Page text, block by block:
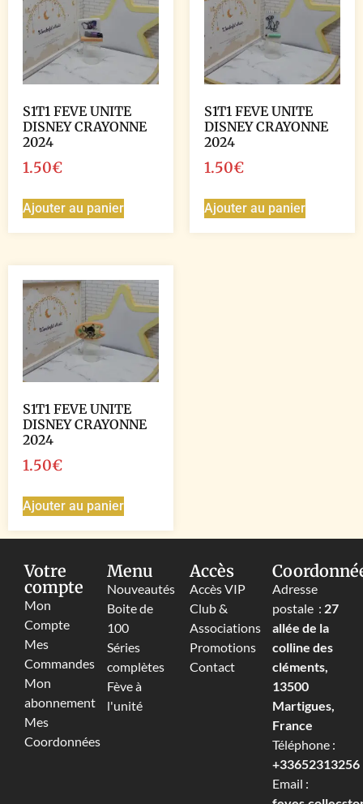
S1T1 FEVE UNITE
DISNEY CRAYONNE
2024
1.50€
Ajouter au panier
S1T1 FEVE UNITE
DISNEY CRAYONNE
2024
1.50€
Ajouter au panier
S1T1 FEVE UNITE
DISNEY CRAYONNE
2024
1.50€
Ajouter au panier
Votre
compte
Mon
Compte
Mes
Commandes
Mon
abonnement
Mes
Coordonnées
Menu
Nouveautés
Boite de
100
Séries
complètes
Fève à
l'unité
Accès
Accès VIP
Club &
Associations
Promotions
Contact
Adresse
postale : 27
allée de la
colline des
cléments,
13500
Martigues,
France
Téléphone :
+33652313256‬
Email :